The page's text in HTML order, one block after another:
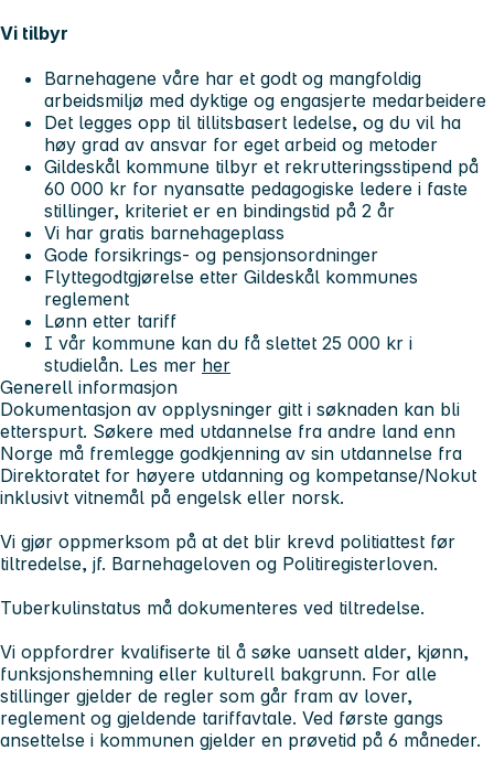
Vi tilbyr
Barnehagene våre har et godt og mangfoldig
arbeidsmiljø med dyktige og engasjerte medarbeidere
Det legges opp til tillitsbasert ledelse, og du vil ha
høy grad av ansvar for eget arbeid og metoder
Gildeskål kommune tilbyr et rekrutteringsstipend på
60 000 kr for nyansatte pedagogiske ledere i faste
stillinger, kriteriet er en bindingstid på 2 år
Vi har gratis barnehageplass
Gode forsikrings- og pensjonsordninger
Flyttegodtgjørelse etter Gildeskål kommunes
reglement
Lønn etter tariff
I vår kommune kan du få slettet 25 000 kr i
studielån. Les mer her
Generell informasjon
Dokumentasjon av opplysninger gitt i søknaden kan bli
etterspurt. Søkere med utdannelse fra andre land enn
Norge må fremlegge godkjenning av sin utdannelse fra
Direktoratet for høyere utdanning og kompetanse/Nokut
inklusivt vitnemål på engelsk eller norsk.
Vi gjør oppmerksom på at det blir krevd politiattest før
tiltredelse, jf. Barnehageloven og Politiregisterloven.
Tuberkulinstatus må dokumenteres ved tiltredelse.
Vi oppfordrer kvalifiserte til å søke uansett alder, kjønn,
funksjonshemning eller kulturell bakgrunn. For alle
stillinger gjelder de regler som går fram av lover,
reglement og gjeldende tariffavtale. Ved første gangs
ansettelse i kommunen gjelder en prøvetid på 6 måneder.